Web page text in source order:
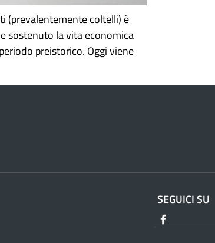
(prevalentemente coltelli) è
sostenuto la vita economica
preistorico. Oggi viene
SEGUICI SU